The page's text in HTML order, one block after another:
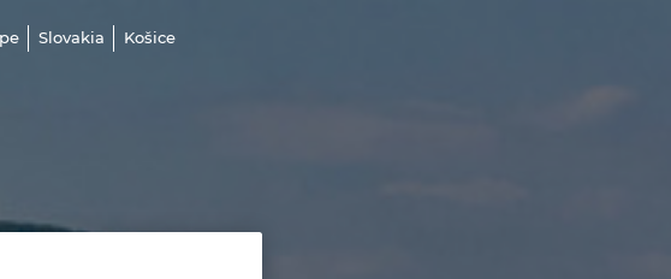
Slovakia Košice